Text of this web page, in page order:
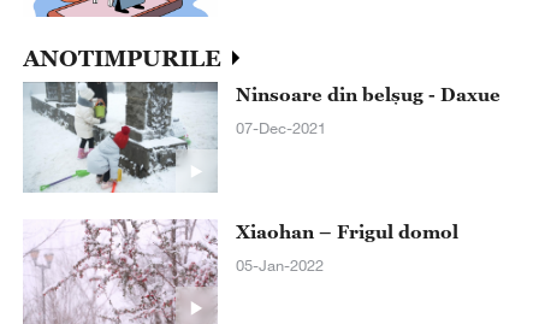
ANOTIMPURILE
Ninsoare din belșug - Daxue
07-Dec-2021
Xiaohan – Frigul domol
05-Jan-2022